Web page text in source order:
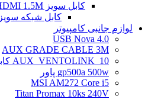
کابل سویز Swizz HDMI 1.5M
کابل شبکه سویز Swizz CAT6 3M
لوازم جانبی کامپیوتر
4.0 USB Nova
AUX GRADE CABLE 3M
AUX_VENTOLINK_10 کابل
gp500a 500w پاور
MSI AM272 Core i5
Titan Promax 10ks 240V